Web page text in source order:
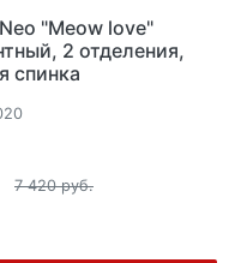
"Meow love"
2 отделения,
спинка
7 420 руб.